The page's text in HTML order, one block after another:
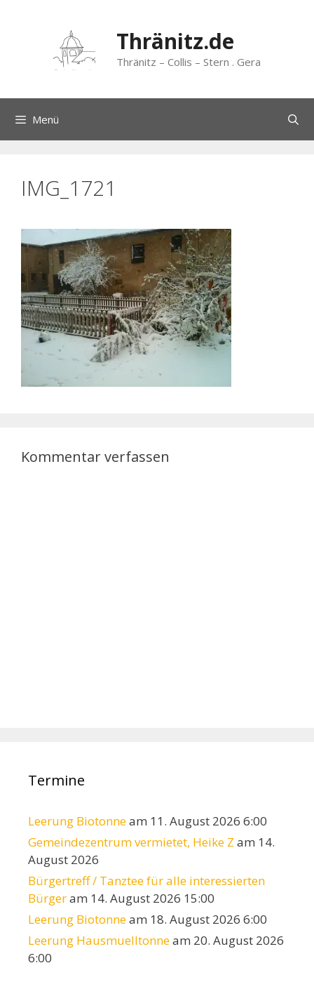
springen
Thränitz.de
Thränitz – Collis – Stern . Gera
Menü
IMG_1721
Kommentar verfassen
Termine
Leerung Biotonneam 11. August 2026 6:00
Gemeindezentrum vermietet, Heike Z am 14.
August 2026
Bürgertreff / Tanztee für alle interessierten
Bürgeram 14. August 2026 15:00
Leerung Biotonneam 18. August 2026 6:00
Leerung Hausmuelltonneam 20. August 2026
6:00